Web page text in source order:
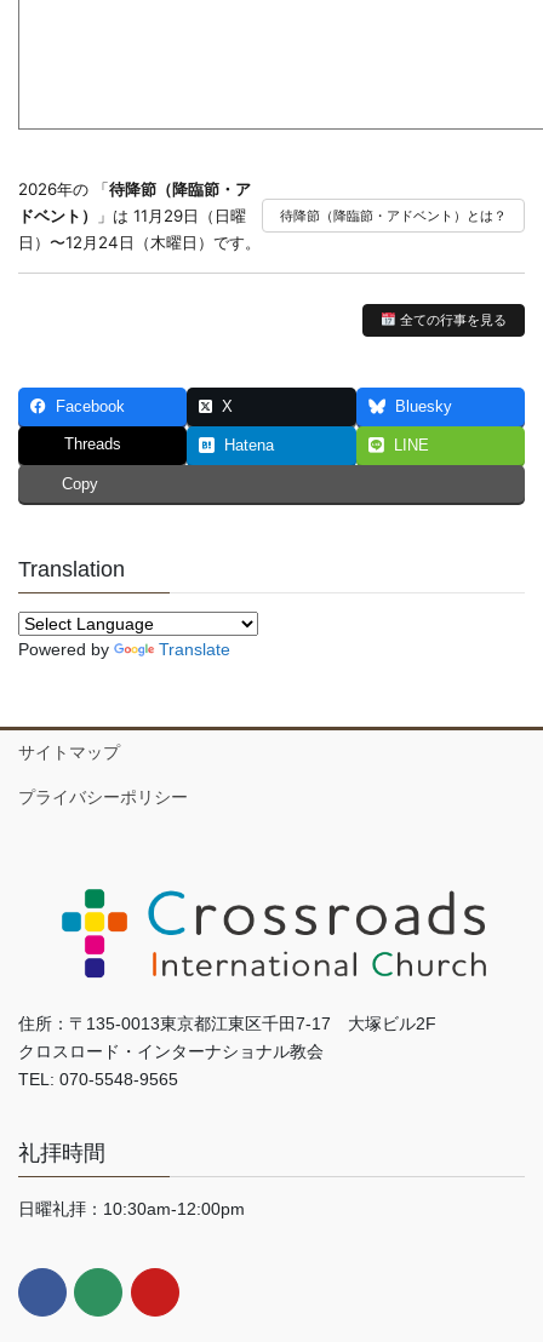
2026年の 「待降節（降臨節・ア
ドベント）
」は 11月29日（日曜
日）〜12月24日（木曜日）です。
待降節（降臨節・アドベント）とは？
全ての行事を見る
Facebook X Bluesky
Threads Hatena LINE
Copy
Translation
Powered by Translate
サイトマップ
プライバシーポリシー
住所：〒135-0013東京都江東区千田7-17 大塚ビル2F
クロスロード・インターナショナル教会
TEL: 070-5548-9565
礼拝時間
日曜礼拝：10:30am-12:00pm